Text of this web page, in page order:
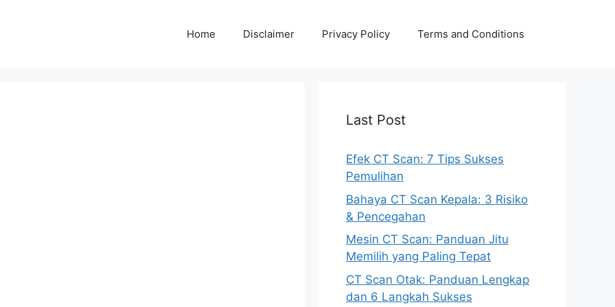
Home Disclaimer Privacy Policy Terms and Conditions
Last Post
Efek CT Scan: 7 Tips Sukses
Pemulihan
Bahaya CT Scan Kepala: 3 Risiko
& Pencegahan
Mesin CT Scan: Panduan Jitu
Memilih yang Paling Tepat
CT Scan Otak: Panduan Lengkap
dan 6 Langkah Sukses